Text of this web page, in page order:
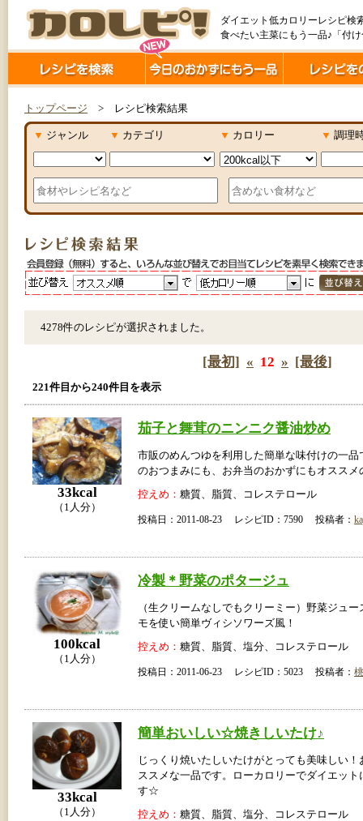
ダイエット低カロリーレシピ検
食べたい主菜にもう一品♪「付
トップページ > レシピ検索結果
▼ ジャンル ▼ カテゴリ ▼ カロリー ▼ 調理
4278件のレシピが選択されました。
[最初] « 12 » [最後]
221件目から240件目を表示
33kcal
（1人分）
茄子と舞茸のニンニク醤油炒め
市販のめんつゆを利用した簡単な味付けの一品
のおつまみにも、お弁当のおかずにもオススメ
控えめ： 糖質、脂質、コレステロール
投稿日：2011-08-23 レシピID：7590 投稿者：
100kcal
（1人分）
冷製＊野菜のポタージュ
（生クリームなしでもクリーミー）野菜ジュ
モを使い簡単ヴィシソワーズ風！
控えめ： 糖質、脂質、塩分、コレステロール
投稿日：2011-06-23 レシピID：5023 投稿者：
33kcal
（1人分）
簡単おいしい☆焼きしいたけ♪
じっくり焼いたしいたけがとっても美味しい！
ススメな一品です。ローカロリーでダイエット
す☆
控えめ： 糖質、脂質、塩分、コレステロール